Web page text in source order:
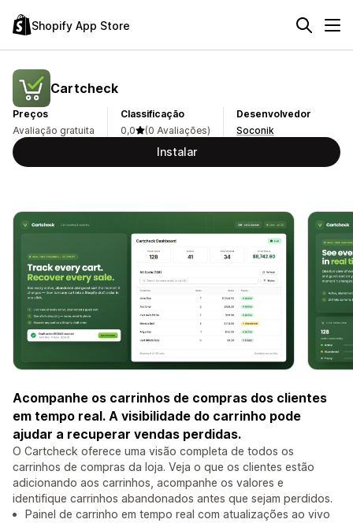
Shopify App Store
Cartcheck
Preços
Avaliação gratuita
Classificação
0,0
(0 Avaliações)
Desenvolvedor
Soconik
Instalar
Acompanhe os carrinhos de compras dos clientes
em tempo real. A visibilidade do carrinho pode
ajudar a recuperar vendas perdidas.
O Cartcheck oferece uma visão completa de todos os
carrinhos de compras da loja. Veja o que os clientes estão
adicionando aos carrinhos, acompanhe os valores e
identifique carrinhos abandonados antes que sejam perdidos.
Painel de carrinho em tempo real com atualizações ao vivo